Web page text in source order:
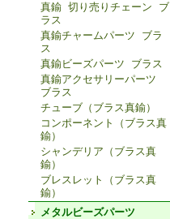
真鍮 切り売りチェーン ブ
ラス
真鍮チャームパーツ ブラ
ス
真鍮ビーズパーツ ブラス
真鍮アクセサリーパーツ
ブラス
チューブ（ブラス真鍮）
コンポーネント（ブラス真
鍮）
シャンデリア（ブラス真
鍮）
ブレスレット（ブラス真
鍮）
メタルビーズパーツ